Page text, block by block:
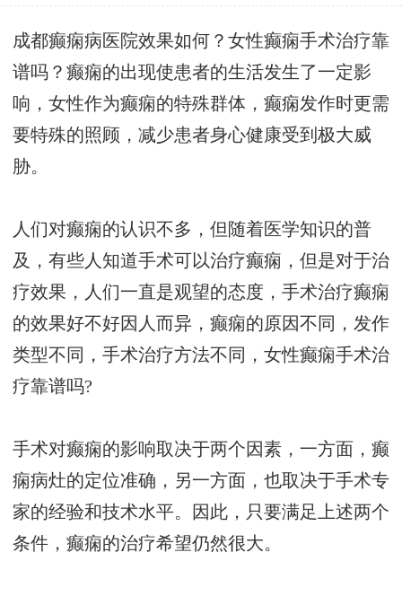
成都癫痫病医院效果如何？女性癫痫手术治疗靠
谱吗？癫痫的出现使患者的生活发生了一定影
响，女性作为癫痫的特殊群体，癫痫发作时更需
要特殊的照顾，减少患者身心健康受到极大威
胁。
人们对癫痫的认识不多，但随着医学知识的普
及，有些人知道手术可以治疗癫痫，但是对于治
疗效果，人们一直是观望的态度，手术治疗癫痫
的效果好不好因人而异，癫痫的原因不同，发作
类型不同，手术治疗方法不同，女性癫痫手术治
疗靠谱吗?
手术对癫痫的影响取决于两个因素，一方面，癫
痫病灶的定位准确，另一方面，也取决于手术专
家的经验和技术水平。因此，只要满足上述两个
条件，癫痫的治疗希望仍然很大。